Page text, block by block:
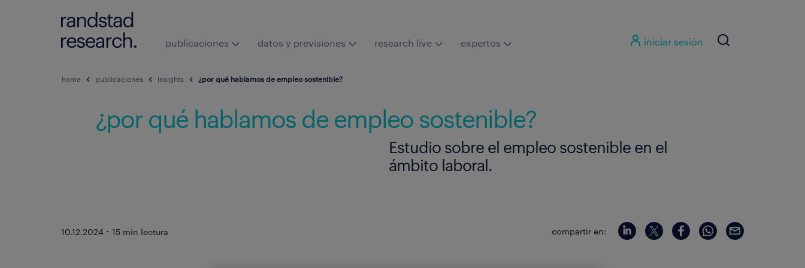
publicaciones datos y previsiones research live expertos iniciar sesión
home publicaciones insights ¿por qué hablamos de empleo sostenible?
¿por qué hablamos de empleo sostenible?
Estudio sobre el empleo sostenible en el
ámbito laboral.
10.12.2024 · 15 min lectura compartir en: